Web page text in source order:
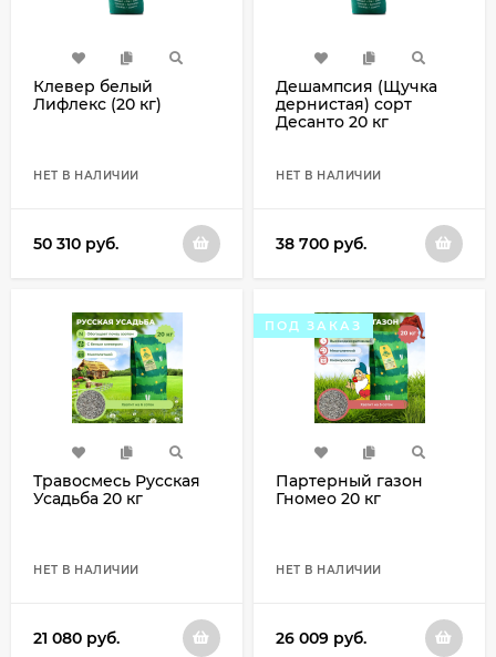
Клевер белый
Лифлекс (20 кг)
НЕТ В НАЛИЧИИ
50 310 руб.
Дешампсия (Щучка
дернистая) сорт
Десанто 20 кг
НЕТ В НАЛИЧИИ
38 700 руб.
Травосмесь Русская
Усадьба 20 кг
НЕТ В НАЛИЧИИ
21 080 руб.
ПОД ЗАКАЗ
Партерный газон
Гномео 20 кг
НЕТ В НАЛИЧИИ
26 009 руб.